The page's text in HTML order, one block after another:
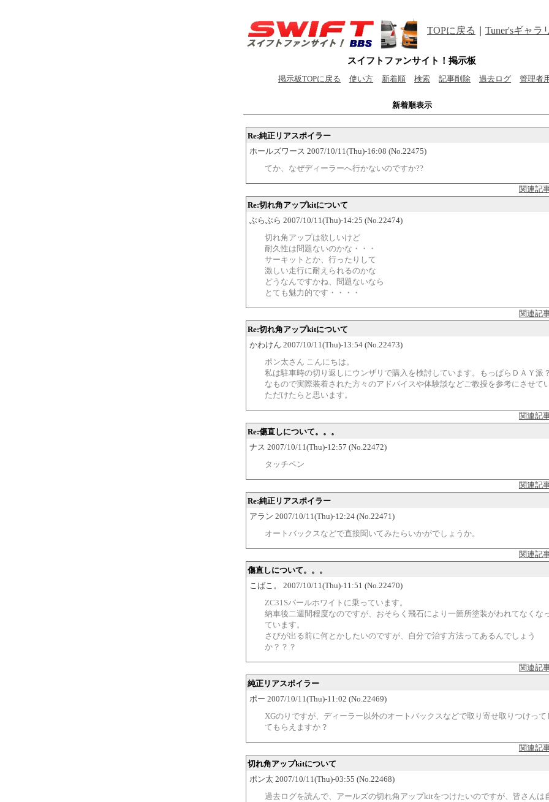
TOPに戻る Tuner'sギャラ
スイフトファンサイト！掲示板
掲示板TOPに戻る 使い方 新着順 検索 記事削除 過去ログ 管理者
新着順表示
Re:純正リアスポイラー
ホールズワース 2007/10/11(Thu)-16:08 (No.22475)
てか、なぜディーラーへ行かないのですか??
関連記
Re:切れ角アップkitについて
ぶらぶら 2007/10/11(Thu)-14:25 (No.22474)
切れ角アップは欲しいけど
耐久性は問題ないのかな・・・
サーキットとか、行ったりして
激しい走行に耐えられるのかな
どうなんですかね、問題ないなら
とても魅力的です・・・・
関連記
Re:切れ角アップkitについて
かわけん 2007/10/11(Thu)-13:54 (No.22473)
ポン太さん こんにちは。
私は駐車時の切り返しにウンザリで購入を検討しています。もっぱらＤＡＹ派？
なもので実際装着された方々のアドバイスや体験談などご教授を参考にさせて
ただけたらと思います。
関連記
Re:傷直しについて。。。
ナス 2007/10/11(Thu)-12:57 (No.22472)
タッチペン
関連記
Re:純正リアスポイラー
アラン 2007/10/11(Thu)-12:24 (No.22471)
オートバックスなどで直接聞いてみたらいかがでしょうか。
関連記
傷直しについて。。。
こばこ。 2007/10/11(Thu)-11:51 (No.22470)
ZC31Sパールホワイトに乗っています。
納車後二週間程度なのですが、おそらく飛石により一箇所塗装がわれてなくな
ています。
さびが出る前に何とかしたいのですが、自分で治す方法ってあるんでしょう
か？？？
関連記
純正リアスポイラー
ポー 2007/10/11(Thu)-11:02 (No.22469)
XGのりですが、ディーラー以外のオートバックスなどで取り寄せ取りつけって
てもらえますか？
関連記
切れ角アップkitについて
ポン太 2007/10/11(Thu)-03:55 (No.22468)
過去ログを読んで、アールズの切れ角アップkitをつけたいのですが、皆さんは